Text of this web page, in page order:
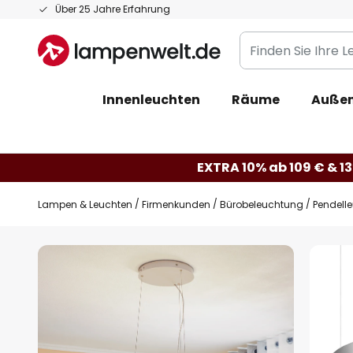
Über 25 Jahre Erfahrung
Zum
springen
Finden
Sie
Leuchte...
Innenleuchten Räume
EXTRA 10% ab 109 € &
Lampen & Leuchten Firmenkunden Bürobeleuchtung
Zum